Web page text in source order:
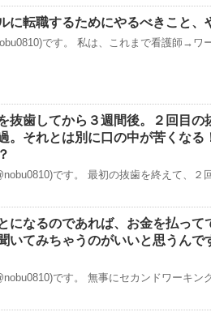
に転職するためにやるべきこと、
です。 私は、これまで看護師→ワ
抜歯してから３週間後。２回目の
。それとは別に口の中が苦くなる
です。 最初の抜歯を終えて、２
になるのであれば、お金を払って
いてみちゃうのがいいと思うんで
です。 無事にセカンドワーキン